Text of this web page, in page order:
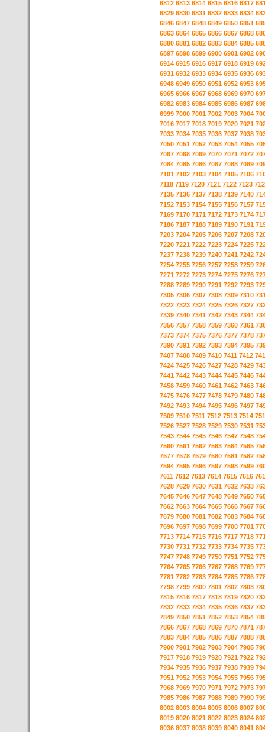
6812 6813 6814 6815 6816 6817
6829 6830 6831 6832 6833 6834
6846 6847 6848 6849 6850 6851
6863 6864 6865 6866 6867 6868
6880 6881 6882 6883 6884 6885
6897 6898 6899 6900 6901 6902
6914 6915 6916 6917 6918 6919
6931 6932 6933 6934 6935 6936
6948 6949 6950 6951 6952 6953
6965 6966 6967 6968 6969 6970
6982 6983 6984 6985 6986 6987
6999 7000 7001 7002 7003 7004
7016 7017 7018 7019 7020 7021
7033 7034 7035 7036 7037 7038
7050 7051 7052 7053 7054 7055
7067 7068 7069 7070 7071 7072
7084 7085 7086 7087 7088 7089
7101 7102 7103 7104 7105 7106
7118 7119 7120 7121 7122 7123
7135 7136 7137 7138 7139 7140
7152 7153 7154 7155 7156 7157
7169 7170 7171 7172 7173 7174
7186 7187 7188 7189 7190 7191
7203 7204 7205 7206 7207 7208
7220 7221 7222 7223 7224 7225
7237 7238 7239 7240 7241 7242
7254 7255 7256 7257 7258 7259
7271 7272 7273 7274 7275 7276
7288 7289 7290 7291 7292 7293
7305 7306 7307 7308 7309 7310
7322 7323 7324 7325 7326 7327
7339 7340 7341 7342 7343 7344
7356 7357 7358 7359 7360 7361
7373 7374 7375 7376 7377 7378
7390 7391 7392 7393 7394 7395
7407 7408 7409 7410 7411 7412
7424 7425 7426 7427 7428 7429
7441 7442 7443 7444 7445 7446
7458 7459 7460 7461 7462 7463
7475 7476 7477 7478 7479 7480
7492 7493 7494 7495 7496 7497
7509 7510 7511 7512 7513 7514
7526 7527 7528 7529 7530 7531
7543 7544 7545 7546 7547 7548
7560 7561 7562 7563 7564 7565
7577 7578 7579 7580 7581 7582
7594 7595 7596 7597 7598 7599
7611 7612 7613 7614 7615 7616
7628 7629 7630 7631 7632 7633
7645 7646 7647 7648 7649 7650
7662 7663 7664 7665 7666 7667
7679 7680 7681 7682 7683 7684
7696 7697 7698 7699 7700 7701
7713 7714 7715 7716 7717 7718
7730 7731 7732 7733 7734 7735
7747 7748 7749 7750 7751 7752
7764 7765 7766 7767 7768 7769
7781 7782 7783 7784 7785 7786
7798 7799 7800 7801 7802 7803
7815 7816 7817 7818 7819 7820
7832 7833 7834 7835 7836 7837
7849 7850 7851 7852 7853 7854
7866 7867 7868 7869 7870 7871
7883 7884 7885 7886 7887 7888
7900 7901 7902 7903 7904 7905
7917 7918 7919 7920 7921 7922
7934 7935 7936 7937 7938 7939
7951 7952 7953 7954 7955 7956
7968 7969 7970 7971 7972 7973
7985 7986 7987 7988 7989 7990
8002 8003 8004 8005 8006 8007
8019 8020 8021 8022 8023 8024
8036 8037 8038 8039 8040 8041